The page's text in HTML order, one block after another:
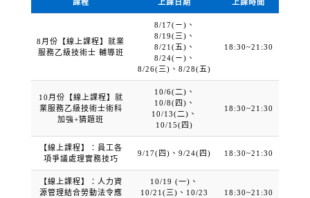
課程 上課日期 上課時間
8月份【線上課程】就業
服務乙級技術士 輔導班
8/17(ㄧ)、
8/19(三)、
8/21(五)、
8/24(ㄧ)、
8/26(三)、8/28(五)
18:30~21:30
10月份【線上課程】就
業服務乙級技術士術科
加強+猜題班
10/6(二)、
10/8(四)、
10/13(二)、
10/15(四)
18:30~21:30
【線上課程】：員工各
項爭議處理實務技巧
9/17(四)、9/24(四) 18:30~21:30
【線上課程】：人力資
源管理結合勞動法令應
10/19 (一)、
10/21(三)、10/23
18:30~21:30